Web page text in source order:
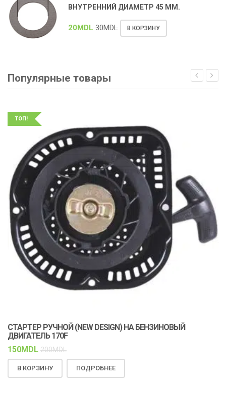
ВНУТРЕННИЙ ДИАМЕТР 45 ММ.
20MDL 30MDL В КОРЗИНУ
Популярные товары
ТОП!
СТАРТЕР РУЧНОЙ (NEW DESIGN) НА БЕНЗИНОВЫЙ
ДВИГАТЕЛЬ 170F
150MDL 200MDL
В КОРЗИНУ ПОДРОБНЕЕ